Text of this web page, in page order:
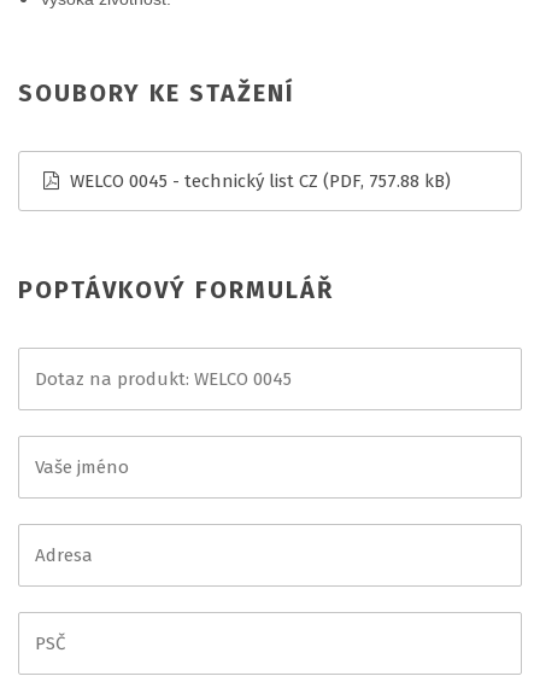
SOUBORY KE STAŽENÍ
WELCO 0045 - technický list CZ (PDF, 757.88 kB)
POPTÁVKOVÝ FORMULÁŘ